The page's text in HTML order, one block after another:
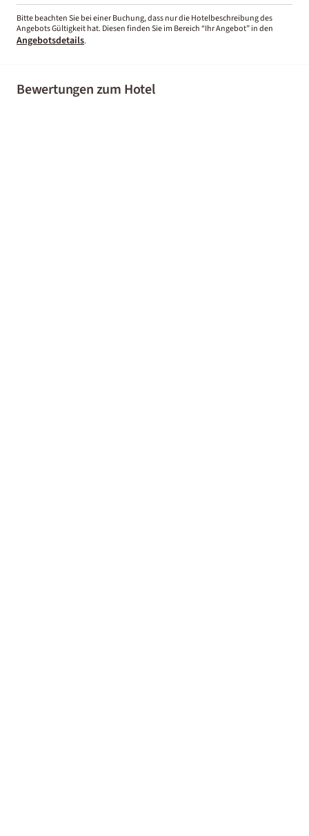
Bitte beachten Sie bei einer Buchung, dass nur die Hotelbeschreibung des
Angebots Gültigkeit hat. Diesen finden Sie im Bereich “Ihr Angebot” in den
Angebotsdetails.
Bewertungen zum Hotel